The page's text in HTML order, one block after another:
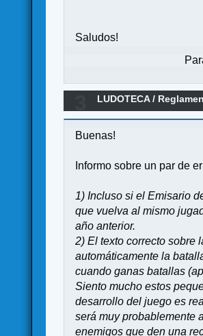
Saludos!
LUDOTECA/
Buenas!
Informo sobre un par de
1) Incluso si el Emisario
que vuelva al mismo
año anterior.
2) El texto correcto sobre
automáticamente la
cuando ganas batallas
Siento mucho estos
desarrollo del juego es
será muy probablemente
enemigos que den una